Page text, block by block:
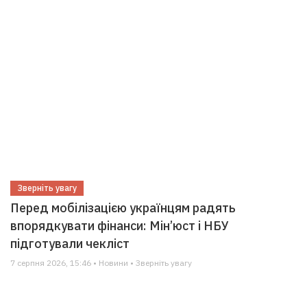
Зверніть увагу
Перед мобілізацією українцям радять
впорядкувати фінанси: Мін’юст і НБУ
підготували чекліст
7 серпня 2026, 15:46 • Новини • Зверніть увагу